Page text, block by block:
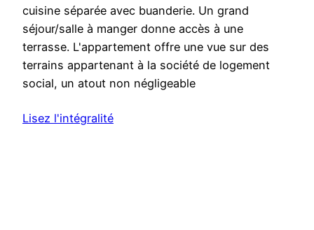
cuisine séparée avec buanderie. Un grand
séjour/salle à manger donne accès à une
terrasse. L'appartement offre une vue sur des
terrains appartenant à la société de logement
social, un atout non négligeable
Lisez l'intégralité